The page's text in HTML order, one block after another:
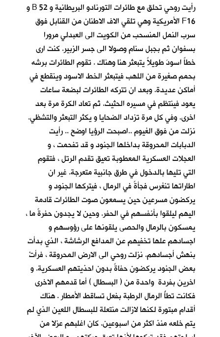
رأيت روحي تحلق مع طائرات التورنادو البريطانية و 52 B و
F16 الأمريكية وهي تلقي الاف الاطنان من القنابل فوق
سرب النمل المنسحب من الكويت الى العبدلي مرورا
بسفوان ثم بجبل سنام وصولا الى جسر الزبير. كنت ارى
خطاً اسودَ طويلاً يتبعثر هنا وهناك . تقوم الطائرات برشه
بحمم صغيرة من اللهب فيتبعثر الخط الاسود وينقطع في
أماكن عديدة. وبعد ان تتركه الطائرات لبضعة ساعات
يعود فينتظم في مسيره الحثيث. ثم تعاد الكرة مرة بعد
اخرى. وفي كل مرة تزداد الضحايا و يكثر التبعثر والتشظي.
نزلت من فوق الغيوم ..اصبحت الرؤيا اوضح .. رأيت
الدبابات المحروقة بداخلها الجنود و قد تفحمت ، و
العجلات العسكرية المعطوبة تعيق تقدم الرتل ، فتقوم
التي تليها بالدخول في طرق جانبية متعرجة. غير ان
اطاراتها تنغرس فجأةً في الرمال ، فيتركها الجنود و
يركضون مسرعين حين يسمعون صوت الطائرات قادمة
اليهم ليلقوا بأنفسهم في الحفر. وحين لا يجدون حفرةً ما ،
يمسكون بالرمال والحصى يلقونها على رؤوسهم و
اجسادهم علها تخفيهم عن المدافع الرشاشة ، الذي بدأت
بنهش أجسادهم. نزلت روحي الى الارض المحروقة ، فرأتْ
بعض الجنود يركضون حفاةً بدون احذيتهم العسكرية. و
اخرين بفردة واحدة من ( البسطال ) أما قدمهم الاخرى
فكانت تطأُ الرمال الرطبة بفعل تساقط الأمطار . هناك
أقدام مبتورة لكنها لازالت منتعلة للبسطال اللعين الذي لم
يتم خلعه منذ اكثر من اسبوعين. كان اغلبهم عزلا من